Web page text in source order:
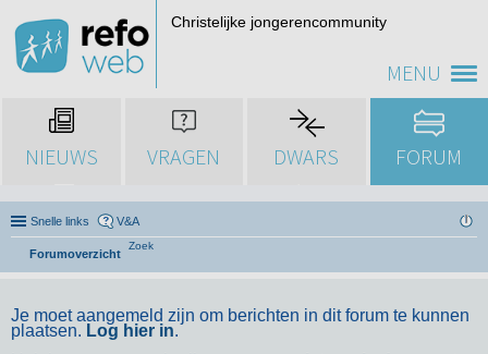
MENU
Christelijke jongerencommunity
NIEUWS VRAGEN DWARS FORUM
Snelle links V&A
Forumoverzicht
Zoek
Je moet aangemeld zijn om berichten in dit forum te kunnen
plaatsen. Log hier in.